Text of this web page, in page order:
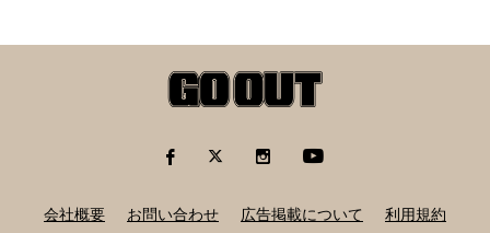
会社概要 お問い合わせ 広告掲載について
利用規約